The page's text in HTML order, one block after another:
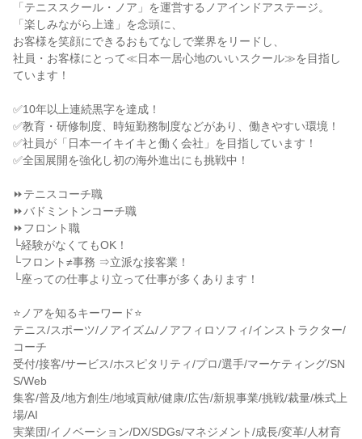
「テニススクール・ノア」を運営するノアインドアステージ。
「楽しみながら上達」を念頭に、
お客様を笑顔にできるおもてなしで業界をリードし、
社員・お客様にとって≪日本一居心地のいいスクール≫を目指し
ています！
✅10年以上連続黒字を達成！
✅教育・研修制度、時短勤務制度などがあり、働きやすい環境！
✅社員が「日本一イキイキと働く会社」を目指しています！
✅全国展開を強化し初の海外進出にも挑戦中！
⏩テニスコーチ職
⏩バドミントンコーチ職
⏩フロント職
└経験がなくてもOK！
└フロント≠事務 ⇒立派な接客業！
└座っての仕事より立って仕事が多くあります！
⭐ノアを知るキーワード⭐
テニス/スポーツ/ノアイズム/ノアフィロソフィ/インストラクター/
コーチ
受付/接客/サービス/ホスピタリティ/プロ/選手/マーケティング/SN
S/Web
集客/普及/地方創生/地域貢献/健康/広告/新規事業/挑戦/裁量/株式上
場/AI
実業団/イノベーション/DX/SDGs/マネジメント/成長/変革/人材育